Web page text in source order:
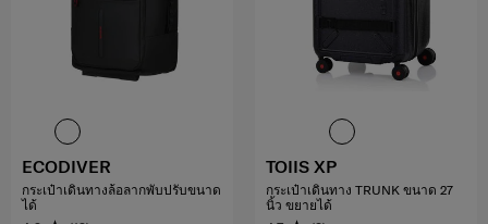
ECODIVER
กระเป๋าเดินทางล้อลากพับปรับขนาด
ได้
TOIIS XP
กระเป๋าเดินทาง TRUNK ขนาด 27
นิ้ว ขยายได้